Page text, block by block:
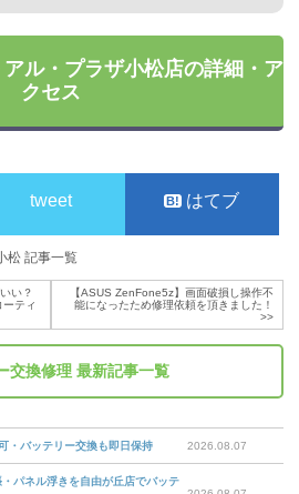
ル・プラザ小松店の詳細・ア
クセス
tweet はてブ
松 記事一覧
い？
ティ
【ASUS ZenFone5z】画面破損し操作不
能になったため修理依頼を頂きました！
>>
交換修理 最新記事一覧
・バッテリー交換も即日保持 2026.08.07
パネル浮きを自由が丘店でバッテ